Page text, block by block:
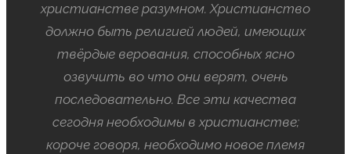
христианстве разумном. Христианство
должно быть религией людей, имеющих
твёрдые верования, способных ясно
озвучить во что они верят, очень
последовательно. Все эти качества
сегодня необходимы в христианстве;
короче говоря, необходимо новое племя